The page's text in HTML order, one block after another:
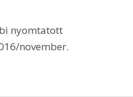
nyomtatott
november.